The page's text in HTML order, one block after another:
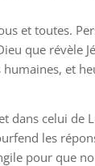
et toutes.
que révèle
et
dans celui de
les
pour que